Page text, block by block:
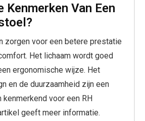
Kenmerken Van Een
zorgen voor een betere prestatie
Het lichaam wordt goed
ergonomische wijze. Het
en de duurzaamheid zijn een
voor een RH
geeft meer informatie.